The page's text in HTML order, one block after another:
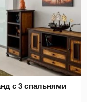
с 3 спальнями